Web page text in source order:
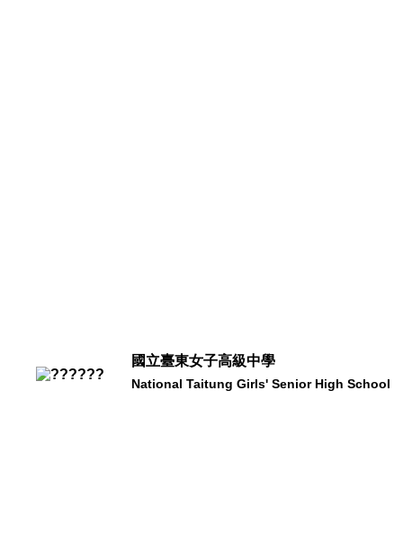
國立臺東女子高級中學
National Taitung Girls' Senior High School